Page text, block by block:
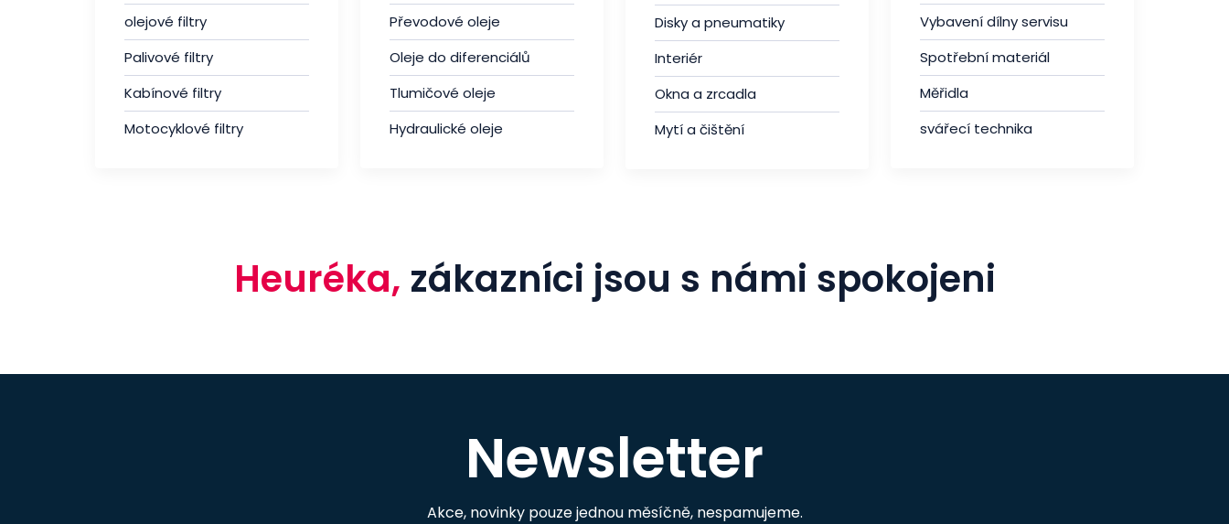
olejové filtry
Palivové filtry
Kabínové filtry
Motocyklové filtry
Převodové oleje
Oleje do diferenciálů
Tlumičové oleje
Hydraulické oleje
Disky a pneumatiky
Interiér
Okna a zrcadla
Mytí a čištění
Vybavení dílny servisu
Spotřební materiál
Měřidla
svářecí technika
Heuréka, zákazníci jsou s námi spokojeni
Newsletter
Akce, novinky pouze jednou měsíčně, nespamujeme.